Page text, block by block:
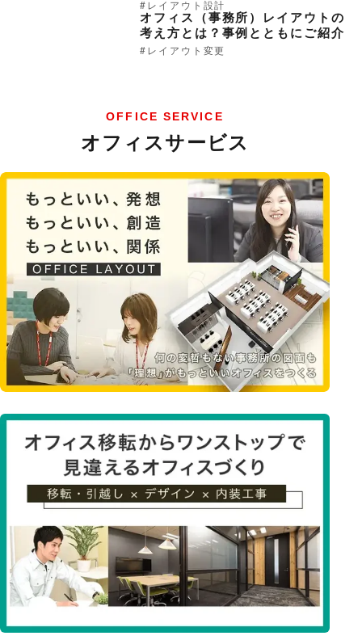
レイアウト設計
オフィス（事務所）レイアウトの
考え方とは？事例とともにご紹介
レイアウト変更
OFFICE SERVICE
オフィスサービス